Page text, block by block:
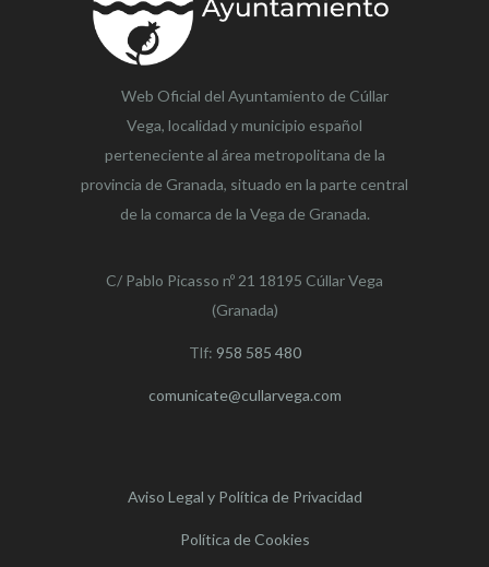
Web Oficial del Ayuntamiento de Cúllar
Vega, localidad y municipio español
perteneciente al área metropolitana de la
provincia de Granada, situado en la parte central
de la comarca de la Vega de Granada.
C/ Pablo Picasso nº 21 18195 Cúllar Vega
(Granada)
Tlf: 958 585 480
comunicate@cullarvega.com
Aviso Legal y Política de Privacidad
Política de Cookies